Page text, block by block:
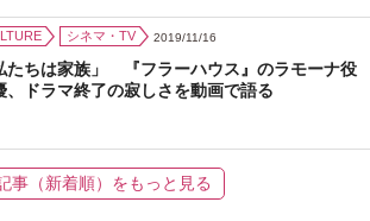
シネマ・TV 2019/11/16
たちは家族」 『フラーハウス』のラモーナ役
、ドラマ終了の寂しさを動画で語る
事（新着順）をもっと見る